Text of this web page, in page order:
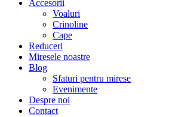
Accesorii
Voaluri
Crinoline
Cape
Reduceri
Miresele noastre
Blog
Sfaturi pentru mirese
Evenimente
Despre noi
Contact